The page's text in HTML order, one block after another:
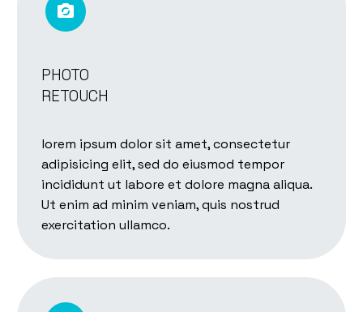


PHOTO
RETOUCH
lorem ipsum dolor sit amet, consectetur
adipisicing elit, sed do eiusmod tempor
incididunt ut labore et dolore magna aliqua.
Ut enim ad minim veniam, quis nostrud
exercitation ullamco.